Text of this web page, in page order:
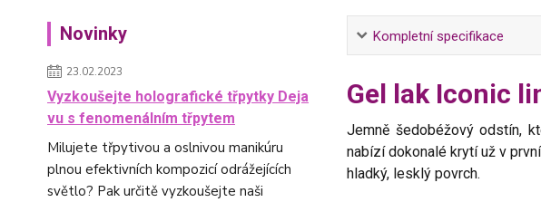
Novinky
23.02.2023
Vyzkoušejte holografické třpytky Deja
vu s fenomenálním třpytem
Milujete třpytivou a oslnivou manikúru
plnou efektivních kompozicí odrážejících
světlo? Pak určitě vyzkoušejte naši
Kompletní specifikace
Gel lak Iconic
Jemně šedobéžový odstín,
nabízí dokonalé krytí už v
hladký, lesklý povrch.